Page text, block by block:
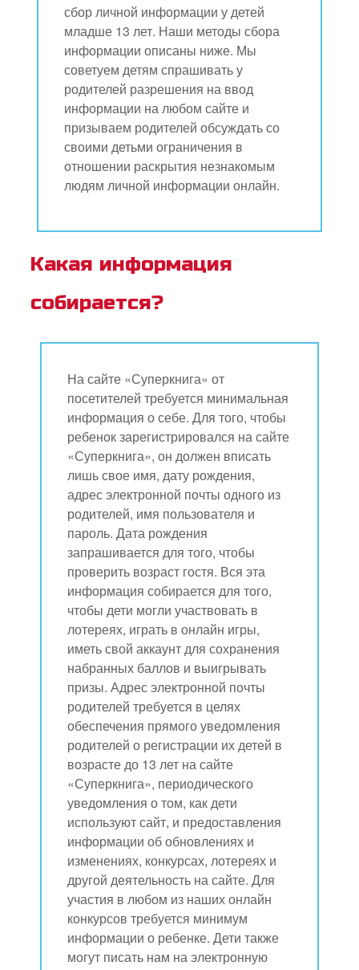
сбор личной информации у детей
младше 13 лет. Наши методы сбора
информации описаны ниже. Мы
советуем детям спрашивать у
родителей разрешения на ввод
информации на любом сайте и
призываем родителей обсуждать со
своими детьми ограничения в
отношении раскрытия незнакомым
людям личной информации онлайн.
Какая информация
собирается?
На сайте «Суперкнига» от
посетителей требуется минимальная
информация о себе. Для того, чтобы
ребенок зарегистрировался на сайте
«Суперкнига», он должен вписать
лишь свое имя, дату рождения,
адрес электронной почты одного из
родителей, имя пользователя и
пароль. Дата рождения
запрашивается для того, чтобы
проверить возраст гостя. Вся эта
информация собирается для того,
чтобы дети могли участвовать в
лотереях, играть в онлайн игры,
иметь свой аккаунт для сохранения
набранных баллов и выигрывать
призы. Адрес электронной почты
родителей требуется в целях
обеспечения прямого уведомления
родителей о регистрации их детей в
возрасте до 13 лет на сайте
«Суперкнига», периодического
уведомления о том, как дети
используют сайт, и предоставления
информации об обновлениях и
изменениях, конкурсах, лотереях и
другой деятельность на сайте. Для
участия в любом из наших онлайн
конкурсов требуется минимум
информации о ребенке. Дети также
могут писать нам на электронную